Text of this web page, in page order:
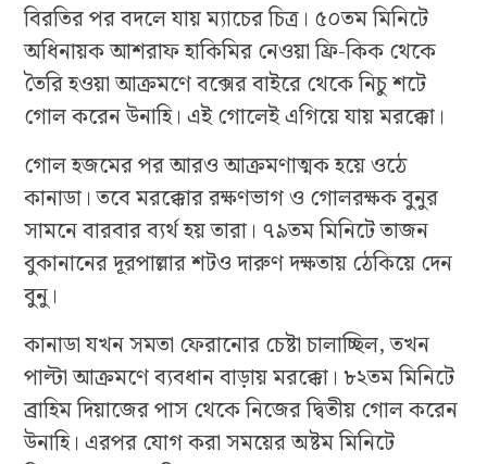
বিরতির পর বদলে যায় ম্যাচের চিত্র। ৫০তম মিনিটে
অধিনায়ক আশরাফ হাকিমির নেওয়া ফ্রি-কিক থেকে
তৈরি হওয়া আক্রমণে বক্সের বাইরে থেকে নিচু শটে
গোল করেন উনাহি। এই গোলেই এগিয়ে যায় মরক্কো।
গোল হজমের পর আরও আক্রমণাত্মক হয়ে ওঠে
কানাডা। তবে মরক্কোর রক্ষণভাগ ও গোলরক্ষক বুনুর
সামনে বারবার ব্যর্থ হয় তারা। ৭৯তম মিনিটে তাজন
বুকানানের দূরপাল্লার শটও দারুণ দক্ষতায় ঠেকিয়ে দেন
বুনু।
কানাডা যখন সমতা ফেরানোর চেষ্টা চালাচ্ছিল, তখন
পাল্টা আক্রমণে ব্যবধান বাড়ায় মরক্কো। ৮২তম মিনিটে
ব্রাহিম দিয়াজের পাস থেকে নিজের দ্বিতীয় গোল করেন
উনাহি। এরপর যোগ করা সময়ের অষ্টম মিনিটে